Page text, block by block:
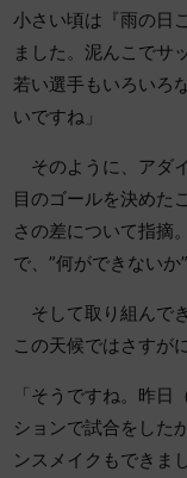
小さい頃は『雨の日
ました。泥んこでサ
若い選手もいろいろ
いですね」
そのように、アダ
目のゴールを決めた
さの差について指摘
で、”何ができないか
そして取り組んで
この天候ではさすが
「そうですね。昨
ションで試合をした
ンスメイクもできま